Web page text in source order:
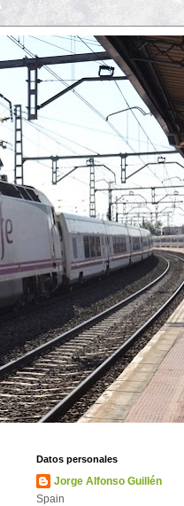
Datos personales
Jorge Alfonso Guillén
Spain